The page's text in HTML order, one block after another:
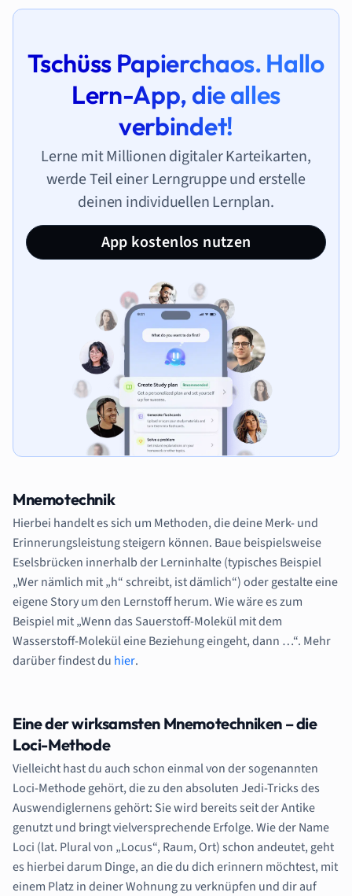
Tschüss Papierchaos. Hallo
Lern-App, die alles
verbindet!
Lerne mit Millionen digitaler Karteikarten,
werde Teil einer Lerngruppe und erstelle
deinen individuellen Lernplan.
App kostenlos nutzen
Mnemotechnik
Hierbei handelt es sich um Methoden, die deine Merk- und
Erinnerungsleistung steigern können. Baue beispielsweise
Eselsbrücken innerhalb der Lerninhalte (typisches Beispiel
„Wer nämlich mit „h“ schreibt, ist dämlich“) oder gestalte eine
eigene Story um den Lernstoff herum. Wie wäre es zum
Beispiel mit „Wenn das Sauerstoff-Molekül mit dem
Wasserstoff-Molekül eine Beziehung eingeht, dann …“. Mehr
darüber findest du hier.
Eine der wirksamsten Mnemotechniken – die
Loci-Methode
Vielleicht hast du auch schon einmal von der sogenannten
Loci-Methode gehört, die zu den absoluten Jedi-Tricks des
Auswendiglernens gehört: Sie wird bereits seit der Antike
genutzt und bringt vielversprechende Erfolge. Wie der Name
Loci (lat. Plural von „Locus“, Raum, Ort) schon andeutet, geht
es hierbei darum Dinge, an die du dich erinnern möchtest, mit
einem Platz in deiner Wohnung zu verknüpfen und dir auf